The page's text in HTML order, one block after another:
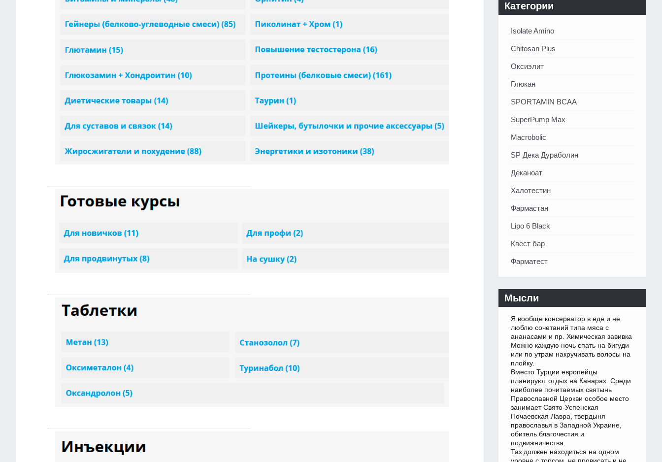
Категории
Isolate Amino
Chitosan Plus
Оксиэлит
Глюкан
SPORTAMIN ВСАА
SuperPump Max
Macrobolic
SP Дека Дураболин
Деканоат
Халотестин
Фармастан
Lipo 6 Black
Квест бар
Фарматест
Мысли
Я вообще консерватор в еде и не
люблю сочетаний типа мяса с
ананасами и пр. Химическая завивка
Можно каждую ночь спать на бигуди
или по утрам накручивать волосы на
плойку.
Вместо Турции европейцы
планируют отдых на Канарах. Среди
наиболее почитаемых святынь
Православной Церкви особое место
занимает Свято-Успенская
Почаевская Лавра, твердыня
православья в Западной Украине,
обитель благочестия и
подвижничества.
Таз должен находиться на одном